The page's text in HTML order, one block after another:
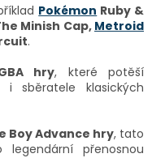
Pokémon Ruby &
Minish Cap,Metroid
.
hry, které potěší
sběratele klasických
Boy Advance hry, tato
přenosnou